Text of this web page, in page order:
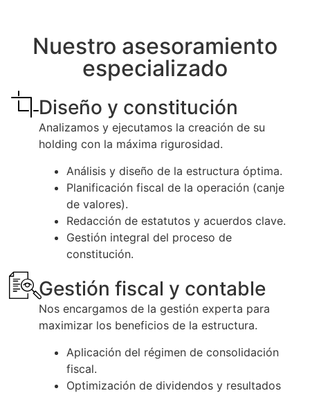
Nuestro asesoramiento
especializado
Diseño y constitución
Analizamos y ejecutamos la creación de su
holding con la máxima rigurosidad.
Análisis y diseño de la estructura óptima.
Planificación fiscal de la operación (canje
de valores).
Redacción de estatutos y acuerdos clave.
Gestión integral del proceso de
constitución.
Gestión fiscal y contable
Nos encargamos de la gestión experta para
maximizar los beneficios de la estructura.
Aplicación del régimen de consolidación
fiscal.
Optimización de dividendos y resultados